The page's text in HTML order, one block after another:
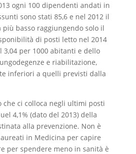
ogni 100 dipendenti andati in
sono stati 85,6 e nel 2012 il
più basso raggiungendo solo il
di posti letto nel 2014
per 1000 abitanti e dello
e riabilitazione,
inferiori a quelli previsti dalla
che ci colloca negli ultimi posti
4,1% (dato del 2013) della
alla prevenzione. Non è
in Medicina per capire
per spendere meno in sanità è